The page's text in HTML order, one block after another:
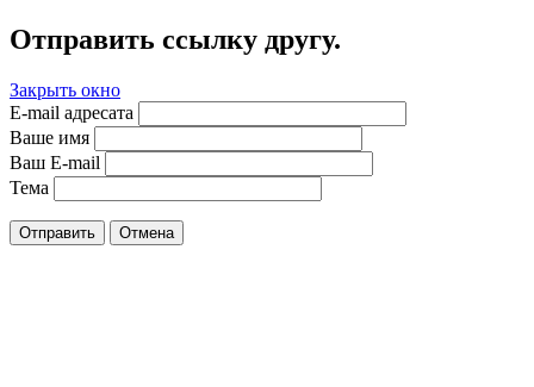
Отправить ссылку другу.
Закрыть окно
E-mail адресата
Ваше имя
Ваш E-mail
Тема
Отправить Отмена